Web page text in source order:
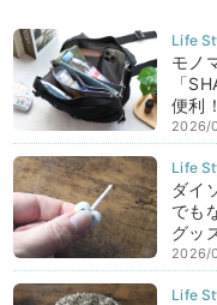
モノ
「
便利！
2026/
ダイ
でも
グッ
2026/